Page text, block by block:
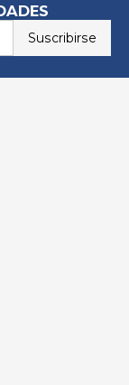
Suscribirse